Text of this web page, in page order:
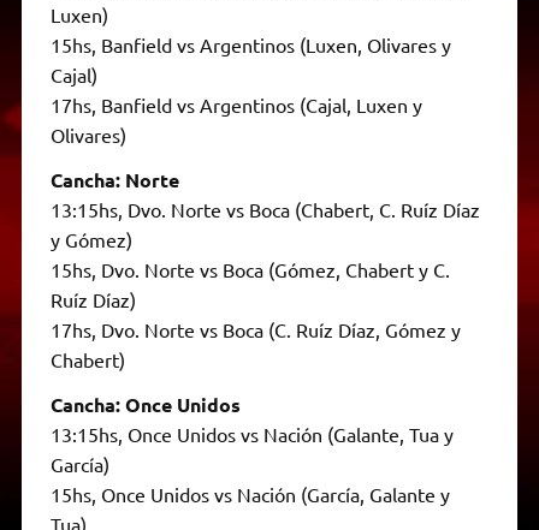
Luxen)
15hs, Banfield vs Argentinos (Luxen, Olivares y
Cajal)
17hs, Banfield vs Argentinos (Cajal, Luxen y
Olivares)
Cancha: Norte
13:15hs, Dvo. Norte vs Boca (Chabert, C. Ruíz Díaz
y Gómez)
15hs, Dvo. Norte vs Boca (Gómez, Chabert y C.
Ruíz Díaz)
17hs, Dvo. Norte vs Boca (C. Ruíz Díaz, Gómez y
Chabert)
Cancha: Once Unidos
13:15hs, Once Unidos vs Nación (Galante, Tua y
García)
15hs, Once Unidos vs Nación (García, Galante y
Tua)